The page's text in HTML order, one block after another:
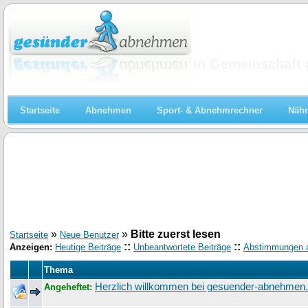
Startseite Abnehmen Sport- & Abnehmrechner
Startseite » Neue Benutzer» Bitte zuerst lesen
Anzeigen: Heutige Beiträge :: Unbeantwortete Beiträge :: Abstimmungen
Thema
Angeheftet: Herzlich willkommen bei gesuender-